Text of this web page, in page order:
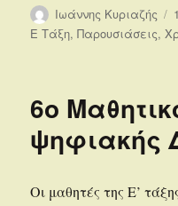
Συντάκτης
Ιωάννης Κυριαζής
Ε Τάξη,Παρουσιάσεις,
6ο
ψηφιακής
Οι μαθητές της Ε’